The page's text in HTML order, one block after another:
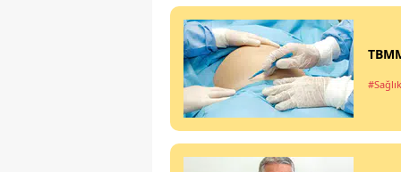
#Sağlık